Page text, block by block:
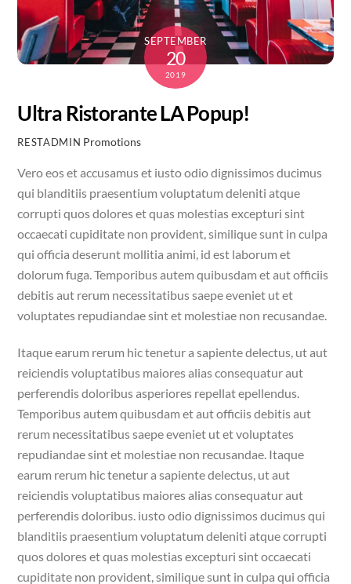
SEPTEMBER
20
2019
Ultra Ristorante LA Popup!
RESTADMIN Promotions
Vero eos et accusamus et iusto odio dignissimos ducimus
qui blanditiis praesentium voluptatum deleniti atque
corrupti quos dolores et quas molestias excepturi sint
occaecati cupiditate non provident, similique sunt in culpa
qui officia deserunt mollitia animi, id est laborum et
dolorum fuga. Temporibus autem quibusdam et aut officiis
debitis aut rerum necessitatibus saepe eveniet ut et
voluptates repudiandae sint et molestiae non recusandae.
Itaque earum rerum hic tenetur a sapiente delectus, ut aut
reiciendis voluptatibus maiores alias consequatur aut
perferendis doloribus asperiores repellat epellendus.
Temporibus autem quibusdam et aut officiis debitis aut
rerum necessitatibus saepe eveniet ut et voluptates
repudiandae sint et molestiae non recusandae. Itaque
earum rerum hic tenetur a sapiente delectus, ut aut
reiciendis voluptatibus maiores alias consequatur aut
perferendis doloribus. iusto odio dignissimos ducimus qui
blanditiis praesentium voluptatum deleniti atque corrupti
quos dolores et quas molestias excepturi sint occaecati
cupiditate non provident, similique sunt in culpa qui officia